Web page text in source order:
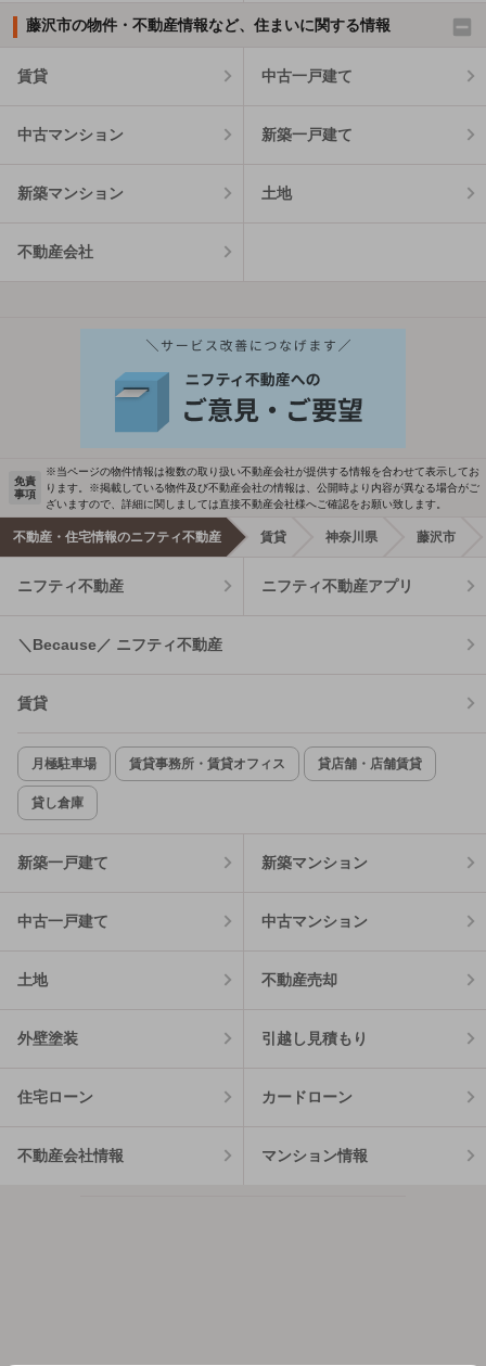
藤沢市の物件・不動産情報など、住まいに関する情報
賃貸 中古一戸建て
中古マンション 新築一戸建て
新築マンション 土地
不動産会社
免責
事項
※当ページの物件情報は複数の取り扱い不動産会社が提供する情報を合わせて表示してお
ります。※掲載している物件及び不動産会社の情報は、公開時より内容が異なる場合がご
ざいますので、詳細に関しましては直接不動産会社様へご確認をお願い致します。
不動産・住宅情報のニフティ不動産 賃貸 神奈川県 藤沢市
ニフティ不動産 ニフティ不動産アプリ
＼Because／ ニフティ不動産
賃貸
月極駐車場 賃貸事務所・賃貸オフィス 貸店舗・店舗賃貸
貸し倉庫
新築一戸建て 新築マンション
中古一戸建て 中古マンション
土地 不動産売却
外壁塗装 引越し見積もり
住宅ローン カードローン
不動産会社情報 マンション情報